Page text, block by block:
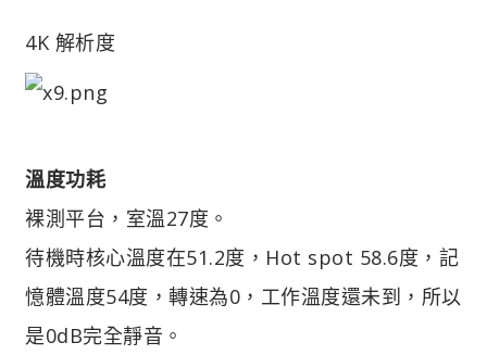
4K 解析度
溫度功耗
裸測平台，室溫27度。
待機時核心溫度在51.2度，Hot spot 58.6度，記
憶體溫度54度，轉速為0，工作溫度還未到，所以
是0dB完全靜音。